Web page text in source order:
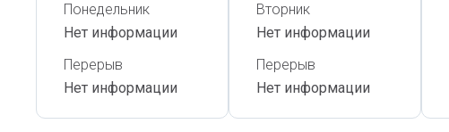
Понедельник
Нет информации
Перерыв
Нет информации
Вторник
Нет информации
Перерыв
Нет информации